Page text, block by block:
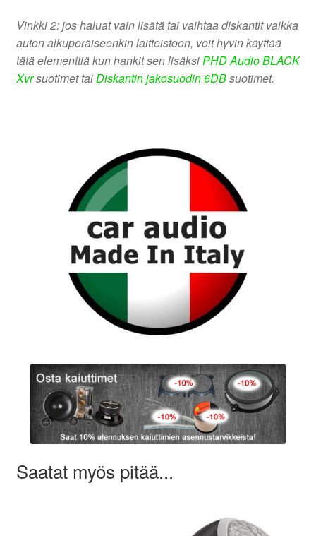
Vinkki 2: jos haluat vain lisätä tai vaihtaa diskantit vaikka
auton alkuperäiseenkin laitteistoon, voit hyvin käyttää
tätä elementtiä kun hankit sen lisäksi PHD Audio BLACK
Xvrsuotimet tai Diskantin jakosuodin 6DBsuotimet.
Saatat myös pitää...